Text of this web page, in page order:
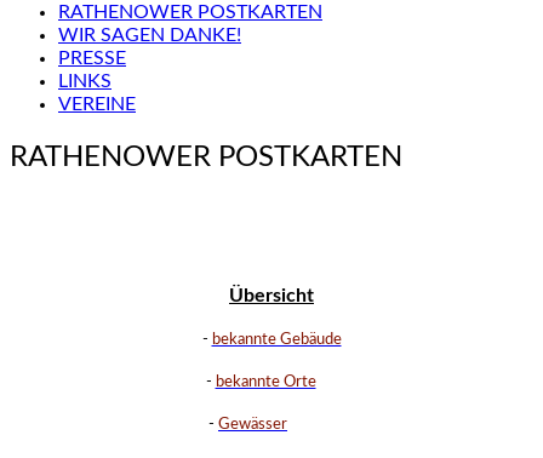
RATHENOWER POSTKARTEN
WIR SAGEN DANKE!
PRESSE
LINKS
VEREINE
RATHENOWER POSTKARTEN
Übersicht
- bekannte Gebäude
- bekannte Orte
- Gewässer